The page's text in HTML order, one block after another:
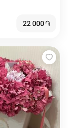
22 000֏